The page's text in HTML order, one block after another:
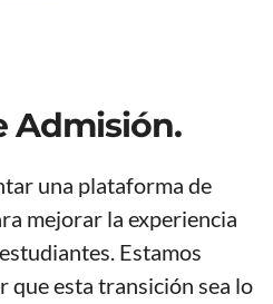
Admisión.
una plataforma de
mejorar la experiencia
Estamos
que esta transición sea lo